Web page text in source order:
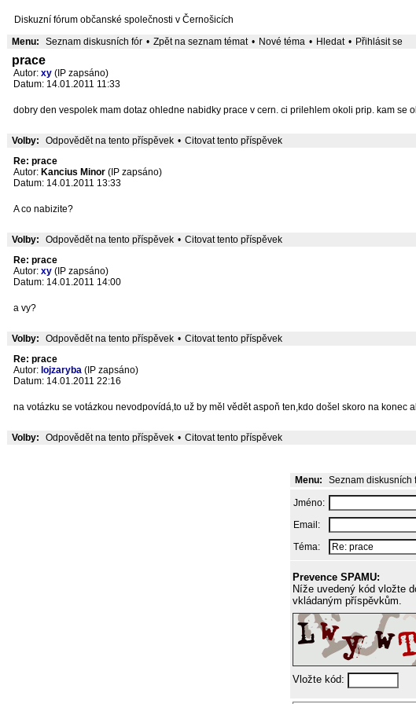
Diskuzní fórum občanské společnosti v Černošicích
Menu: Seznam diskusních fór • Zpět na seznam témat • Nové téma • Hledat • Přihlásit se
prace
Autor: xy (IP zapsáno)
Datum: 14.01.2011 11:33
dobry den vespolek mam dotaz ohledne nabidky prace v cern. ci prilehlem okoli prip. kam se
Volby: Odpovědět na tento příspěvek • Citovat tento příspěvek
Re: prace
Autor: Kancius Minor (IP zapsáno)
Datum: 14.01.2011 13:33
A co nabizite?
Volby: Odpovědět na tento příspěvek • Citovat tento příspěvek
Re: prace
Autor: xy (IP zapsáno)
Datum: 14.01.2011 14:00
a vy?
Volby: Odpovědět na tento příspěvek • Citovat tento příspěvek
Re: prace
Autor: lojzaryba (IP zapsáno)
Datum: 14.01.2011 22:16
na votázku se votázkou nevodpovídá,to už by měl vědět aspoň ten,kdo došel skoro na konec
Volby: Odpovědět na tento příspěvek • Citovat tento příspěvek
Menu: Seznam diskusních
Jméno:
Email:
Téma:
Prevence SPAMU:
Níže uvedený kód vložte
vkládaným příspěvkům.
Vložte kód: